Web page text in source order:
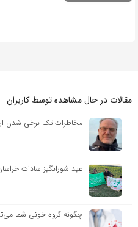
مقالات در حال مشاهده توسط کاربران
مخاطرات تک نرخی شدن
عید شورانگیز سادات
چگونه گروه خونی شما